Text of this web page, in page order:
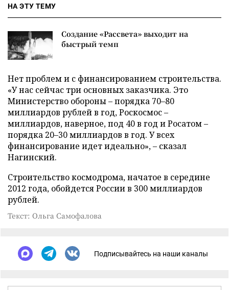
НА ЭТУ ТЕМУ
Создание «Рассвета» выходит на
быстрый темп
Нет проблем и с финансированием строительства.
«У нас сейчас три основных заказчика. Это
Министерство обороны – порядка 70–80
миллиардов рублей в год, Роскосмос –
миллиардов, наверное, под 40 в год и Росатом –
порядка 20–30 миллиардов в год. У всех
финансирование идет идеально», – сказал
Нагинский.
Строительство космодрома, начатое в середине
2012 года, обойдется России в 300 миллиардов
рублей.
Текст: Ольга Самофалова
Подписывайтесь на наши каналы